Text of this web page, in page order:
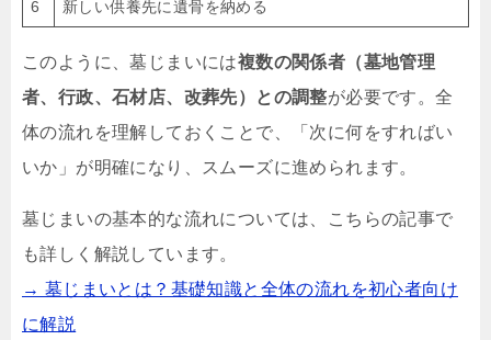
6 新しい供養先に遺骨を納める
このように、墓じまいには複数の関係者（墓地管理
者、行政、石材店、改葬先）との調整が必要です。全
体の流れを理解しておくことで、「次に何をすればい
いか」が明確になり、スムーズに進められます。
墓じまいの基本的な流れについては、こちらの記事で
も詳しく解説しています。
→ 墓じまいとは？基礎知識と全体の流れを初心者向け
に解説